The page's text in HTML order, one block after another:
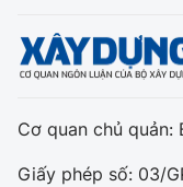
Cơ quan chủ quản:
Giấy phép số: 03/